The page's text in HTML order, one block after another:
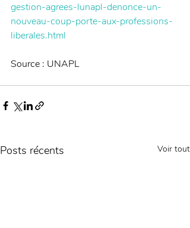
gestion-agrees-lunapl-denonce-un-
nouveau-coup-porte-aux-professions-
liberales.html
Source : UNAPL
Posts récents Voir tout